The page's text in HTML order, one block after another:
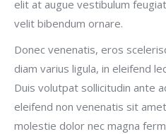
elit at augue vestibulum
velit bibendum ornare.
Donec venenatis, eros
diam varius ligula, in eleifend
Duis volutpat sollicitudin ante
eleifend non venenatis sit
molestie dolor nec magna